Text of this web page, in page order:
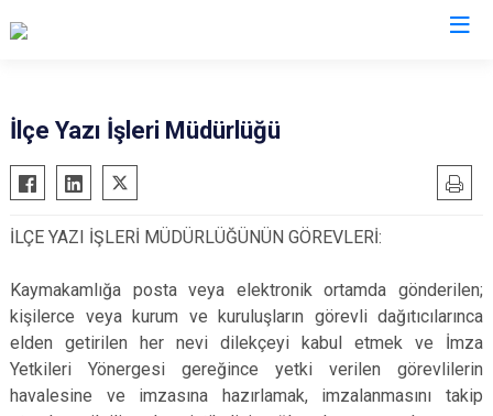
Adalar
Avcılar
Bağcılar
Bakırköy
Bayrampaşa
Beşiktaş
Güngören
Kağıthane
Kartal
Küçükçekmece
Ümraniye
Zeytinburnu
Arnavutköy
Ataşehir
İlçe Yazı İşleri Müdürlüğü
İLÇE YAZI İŞLERİ MÜDÜRLÜĞÜNÜN GÖREVLERİ:
Kaymakamlığa posta veya elektronik ortamda gönderilen;
kişilerce veya kurum ve kuruluşların görevli dağıtıcılarınca
elden getirilen her nevi dilekçeyi kabul etmek ve İmza
Yetkileri Yönergesi gereğince yetki verilen görevlilerin
havalesine ve imzasına hazırlamak, imzalanmasını takip